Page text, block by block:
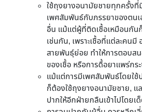
ใช้ถุงยางอนามัยชายทุกครั้งที่
เพศสัมพันธ์กับภรรยาของตน
อื่น แม้แต่ผู้ที่ติดเชื้อเหมือนกัน
เช่นกัน, เพราะเชื้อที่แต่ละคน
สายพันธุ์ย่อย ทำให้การตอบส
ของเชื้อ หรือการดื้อยาแพร่กระ
แม้แต่การมีเพศสัมพันธ์โดยใช้
ก็ต้องใช้ถุงยางอนามัยชาย, แ
ปากให้อีกฝ่ายกลืนเข้าไปโดยเ